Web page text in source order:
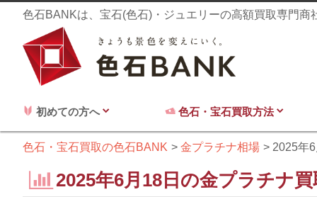
色石BANKは、宝石(色石)・ジュエリーの高額買取専門商
初めての方へ 色石・宝石買取方法
色石・宝石買取の色石BANK 金プラチナ相場 2025年6
2025年6月18日の金プラチナ